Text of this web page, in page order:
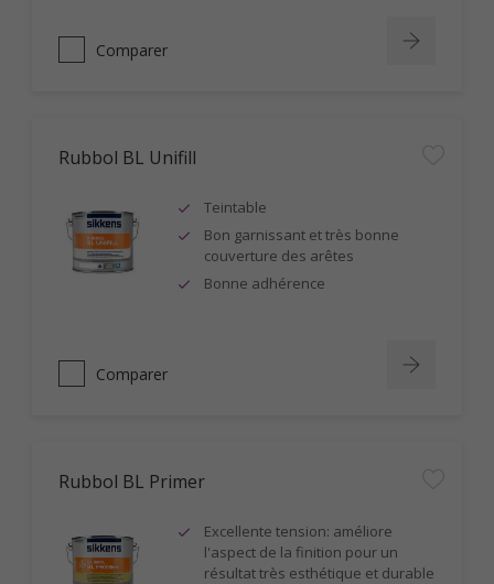
Comparer
Rubbol BL Unifill
Teintable
Bon garnissant et très bonne
couverture des arêtes
Bonne adhérence
Comparer
Rubbol BL Primer
Excellente tension: améliore
l'aspect de la finition pour un
résultat très esthétique et durable